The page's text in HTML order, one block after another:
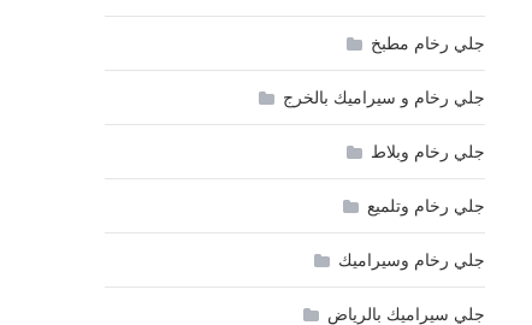
جلي رخام مطبخ
جلي رخام و سيراميك بالخرج
جلي رخام وبلاط
جلي رخام وتلميع
جلي رخام وسيراميك
جلي سيراميك بالرياض